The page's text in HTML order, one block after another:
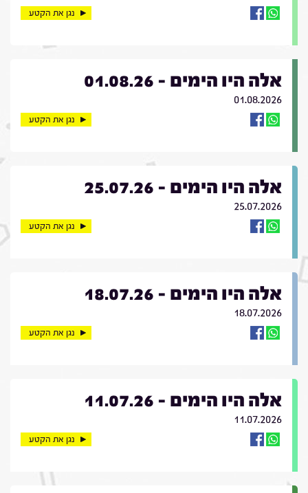
נגן את הקטע
אלה היו הימים - 01.08.26
01.08.2026
נגן את הקטע
אלה היו הימים - 25.07.26
25.07.2026
נגן את הקטע
אלה היו הימים - 18.07.26
18.07.2026
נגן את הקטע
אלה היו הימים - 11.07.26
11.07.2026
נגן את הקטע